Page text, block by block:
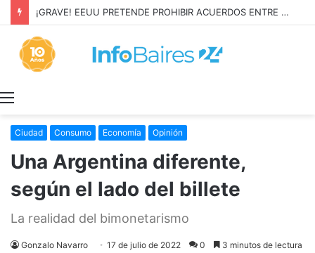
¡GRAVE! EEUU PRETENDE PROHIBIR ACUERDOS ENTRE CHINA Y UNA COOPERATIVA EN NEUQUÉN
Ciudad Consumo Economía Opinión
Una Argentina diferente,
según el lado del billete
La realidad del bimonetarismo
Gonzalo Navarro 17 de julio de 2022 0 3 minutos de lectura